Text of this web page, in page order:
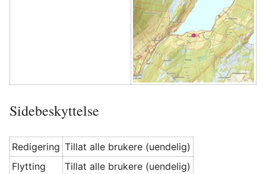
Sidebeskyttelse
Redigering Tillat alle brukere (uendelig)
Flytting
Tillat alle brukere (uendelig)